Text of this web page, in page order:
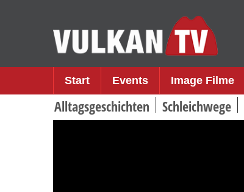
Start Events Image Filme
Alltagsgeschichten Schleichwege